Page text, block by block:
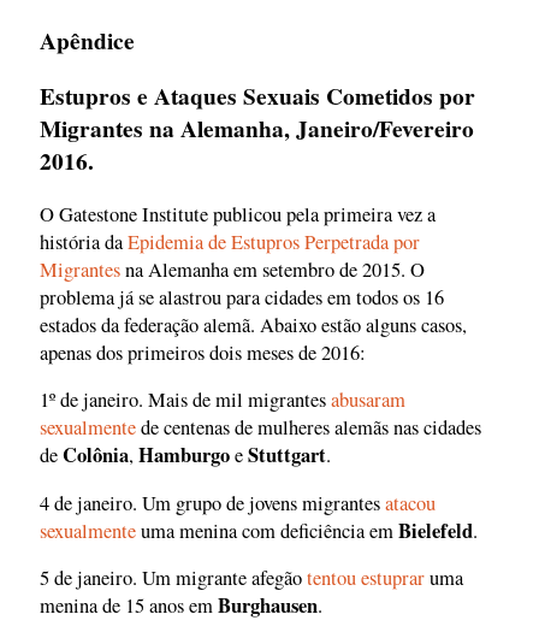
Apêndice
Estupros e Ataques Sexuais Cometidos por
Migrantes na Alemanha, Janeiro/Fevereiro
2016.
O Gatestone Institute publicou pela primeira vez a
história daEpidemia de Estupros Perpetrada por
Migrantesna Alemanha em setembro de 2015. O
problema já se alastrou para cidades em todos os 16
estados da federação alemã. Abaixo estão alguns casos,
apenas dos primeiros dois meses de 2016:
1º de janeiro. Mais de mil migrantesabusaram
sexualmentede centenas de mulheres alemãs nas cidades
deColônia,HamburgoeStuttgart.
4 de janeiro. Um grupo de jovens migrantesatacou
sexualmenteuma menina com deficiência emBielefeld.
5 de janeiro. Um migrante afegãotentou estupraruma
menina de 15 anos emBurghausen.